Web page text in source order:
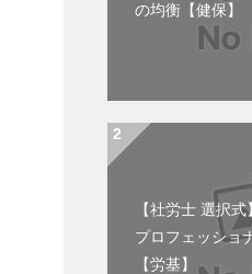
の均衡【健保】
【社労士 選択
プロフェッショ
【労基】